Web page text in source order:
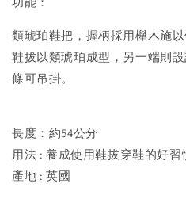
類琥珀鞋把，握柄採用櫸木施以
鞋拔以類琥珀成型，另一端則
條可吊掛。
長度：約54公分
用法 : 養成使用鞋拔穿鞋的好習
產地 : 英國